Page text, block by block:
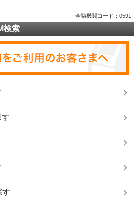
金融機関コード：0591
検索
す
す